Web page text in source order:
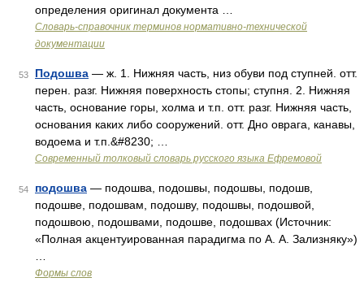
определения оригинал документа …
Словарь-справочник терминов нормативно-технической
документации
53 Подошва — ж. 1. Нижняя часть, низ обуви под ступней. отт.
перен. разг. Нижняя поверхность стопы; ступня. 2. Нижняя
часть, основание горы, холма и т.п. отт. разг. Нижняя часть,
основания каких либо сооружений. отт. Дно оврага, канавы,
водоема и т.п.&#8230; …
Современный толковый словарь русского языка Ефремовой
54 подошва — подошва, подошвы, подошвы, подошв,
подошве, подошвам, подошву, подошвы, подошвой,
подошвою, подошвами, подошве, подошвах (Источник:
«Полная акцентуированная парадигма по А. А. Зализняку»)
Формы слов